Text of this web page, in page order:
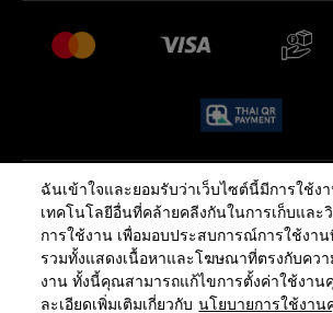
เงื่อนไขหลังการขาย
งาน
นโยบายความเป็นส่วนตัว นโ
ข้อกำหนดและเงื่อนไข
ฉันเข้าใจและยอมรับว่าเว็บไซต์นี้มีการใช้ง
เทคโนโลยีอื่นที่คล้ายคลีงกันในการเก็บและ
การใช้งาน เพื่อมอบประสบการณ์การใช้งา
รวมทั้งแสดงเนื้อหาและโฆษณาที่ตรงกับควา
งาน ทั้งนี้คุณสามารถแก้ไขการตั้งค่าใช้งาน
ละเอียดเพิ่มเติมเกี่ยวกับ นโยบายการใช้งาน